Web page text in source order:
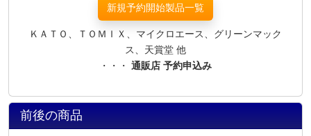
新規予約開始製品一覧
ＫＡＴＯ、ＴＯＭＩＸ、マイクロエース、グリーンマック
ス、天賞堂 他
・・・ 通販店 予約申込み
前後の商品